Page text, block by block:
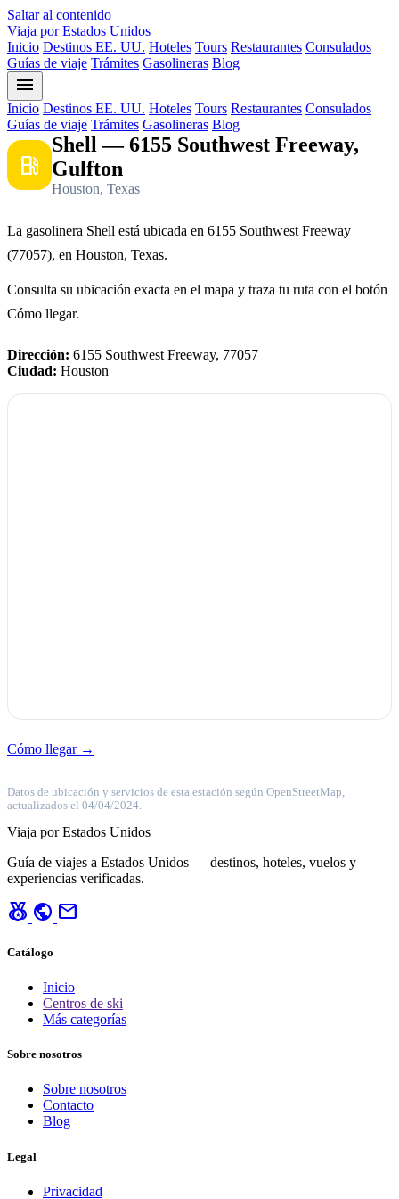
Saltar al contenido
Viaja por Estados Unidos
Inicio Destinos EE. UU. Hoteles Tours Restaurantes Consulados
Guías de viaje Trámites Gasolineras Blog
menu
Inicio Destinos EE. UU. Hoteles Tours Restaurantes Consulados
Guías de viaje Trámites Gasolineras Blog
local_gas_station
Shell — 6155 Southwest Freeway,
Gulfton
Houston, Texas
La gasolinera Shell está ubicada en 6155 Southwest Freeway
(77057), en Houston, Texas.
Consulta su ubicación exacta en el mapa y traza tu ruta con el botón
Cómo llegar.
Dirección: 6155 Southwest Freeway, 77057
Ciudad: Houston
Cómo llegar →
Datos de ubicación y servicios de esta estación según OpenStreetMap,
actualizados el 04/04/2024.
Viaja por Estados Unidos
Guía de viajes a Estados Unidos — destinos, hoteles, vuelos y
experiencias verificadas.
social_leaderboard public mail
Catálogo
Inicio
Centros de ski
Más categorías
Sobre nosotros
Sobre nosotros
Contacto
Blog
Legal
Privacidad